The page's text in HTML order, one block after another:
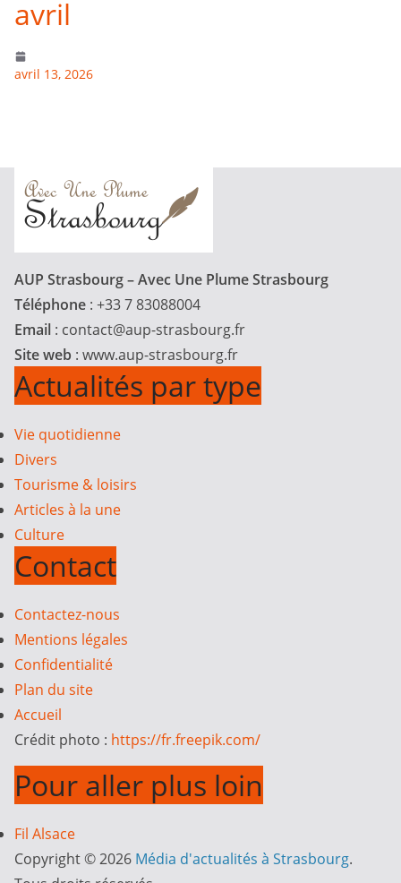
avril
avril 13, 2026
AUP Strasbourg – Avec Une Plume Strasbourg
Téléphone : +33 7 83088004
Email : contact@aup-strasbourg.fr
Site web : www.aup-strasbourg.fr
Actualités par type
Vie quotidienne
Divers
Tourisme & loisirs
Articles à la une
Culture
Contact
Contactez-nous
Mentions légales
Confidentialité
Plan du site
Accueil
Crédit photo : https://fr.freepik.com/
Pour aller plus loin
Fil Alsace
Copyright © 2026 Média d'actualités à Strasbourg.